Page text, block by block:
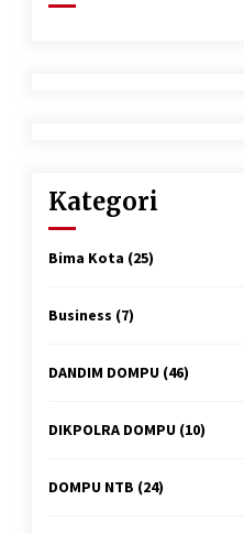
Secara Humanis, Dialog dengan PT
SMS Hasilkan Kesepakatan Awal
Demi Menjaga Harkamtibmas
4 minggu ago
Kategori
Bima Kota (25)
Business (7)
DANDIM DOMPU (46)
DIKPOLRA DOMPU (10)
DOMPU NTB (24)